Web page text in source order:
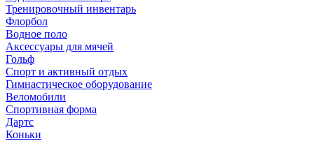
Тренировочный инвентарь
Флорбол
Водное поло
Аксессуары для мячей
Гольф
Спорт и активный отдых
Гимнастическое оборудование
Веломобили
Спортивная форма
Дартс
Коньки